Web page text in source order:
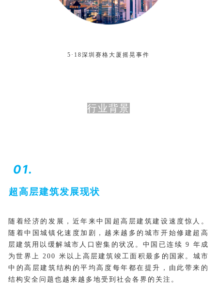
5·18深圳赛格大厦摇晃事件
行业背景
01.
超高层建筑发展现状
随着经济的发展，近年来中国超高层建筑建设速度惊人。
随着中国城镇化速度加剧，越来越多的城市开始修建超高
层建筑用以缓解城市人口密集的状况。中国已连续 9 年成
为世界上 200 米以上高层建筑竣工面积最多的国家。城市
中的高层建筑结构的平均高度每年都在提升，由此带来的
结构安全问题也越来越多地受到社会各界的关注。